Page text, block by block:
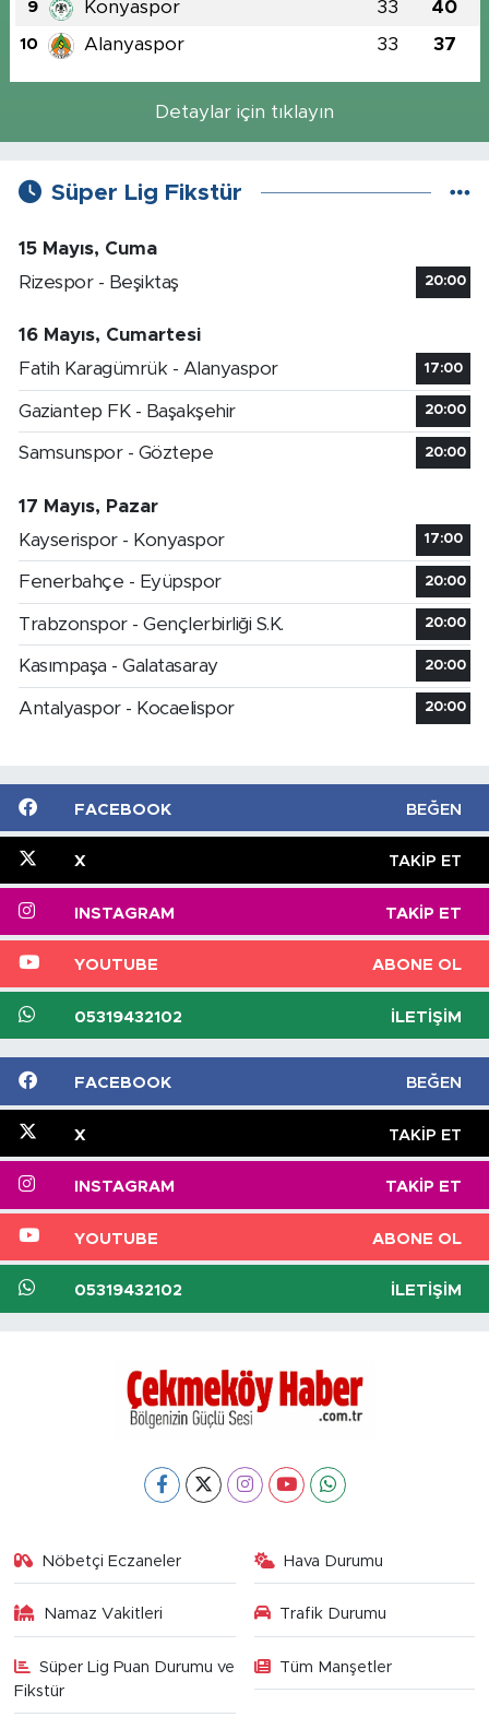
9 Konyaspor 33 40
10 Alanyaspor 33 37
Detaylar için tıklayın
Süper Lig Fikstür
15 Mayıs, Cuma
Rizespor - Beşiktaş
20:00
16 Mayıs, Cumartesi
Fatih Karagümrük - Alanyaspor
17:00
Gaziantep FK - Başakşehir 20:00
Samsunspor - Göztepe 20:00
17 Mayıs, Pazar
Kayserispor - Konyaspor
17:00
Fenerbahçe - Eyüpspor 20:00
Trabzonspor - Gençlerbirliği S.K. 20:00
Kasımpaşa - Galatasaray 20:00
Antalyaspor - Kocaelispor 20:00
FACEBOOK BEĞEN
X TAKIP ET
INSTAGRAM TAKIP ET
YOUTUBE ABONE OL
05319432102 İLETIŞIM
FACEBOOK BEĞEN
X TAKIP ET
INSTAGRAM TAKIP ET
YOUTUBE ABONE OL
05319432102 İLETIŞIM
Nöbetçi Eczaneler Hava Durumu
Namaz Vakitleri Trafik Durumu
Süper Lig Puan Durumu ve
Fikstür
Tüm Manşetler